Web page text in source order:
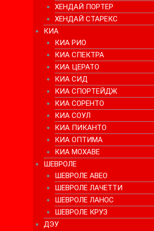
ХЕНДАЙ ПОРТЕР
ХЕНДАЙ СТАРЕКС
КИА
КИА РИО
КИА СПЕКТРА
КИА ЦЕРАТО
КИА СИД
КИА СПОРТЕЙДЖ
КИА СОРЕНТО
КИА СОУЛ
КИА ПИКАНТО
КИА ОПТИМА
КИА МОХАВЕ
ШЕВРОЛЕ
ШЕВРОЛЕ АВЕО
ШЕВРОЛЕ ЛАЧЕТТИ
ШЕВРОЛЕ ЛАНОС
ШЕВРОЛЕ КРУЗ
ДЭУ